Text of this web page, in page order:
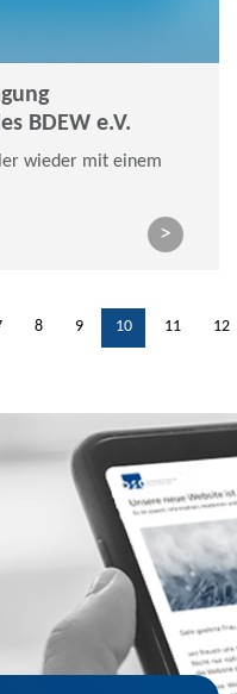
BDEW e.V.
wieder mit einem
>
8 9 10 11 12